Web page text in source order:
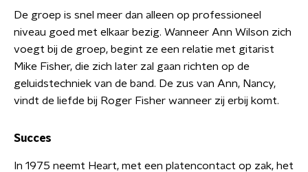
De groep is snel meer dan alleen op professioneel
niveau goed met elkaar bezig. Wanneer Ann Wilson zich
voegt bij de groep, begint ze een relatie met gitarist
Mike Fisher, die zich later zal gaan richten op de
geluidstechniek van de band. De zus van Ann, Nancy,
vindt de liefde bij Roger Fisher wanneer zij erbij komt.
Succes
In 1975 neemt Heart, met een platencontact op zak, het